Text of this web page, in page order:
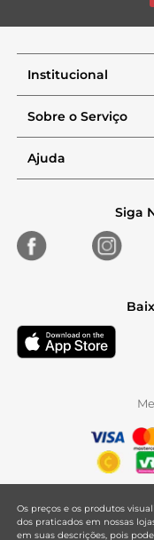
Institucional
Sobre o Serviço
Ajuda
Siga
Os preços e os produtos
dos praticados em nossas
em suas descrições, pois